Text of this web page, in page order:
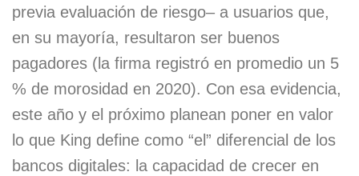
previa evaluación de riesgo– a usuarios que,
en su mayoría, resultaron ser buenos
pagadores (la firma registró en promedio un 5
% de morosidad en 2020). Con esa evidencia,
este año y el próximo planean poner en valor
lo que King define como “el” diferencial de los
bancos digitales: la capacidad de crecer en